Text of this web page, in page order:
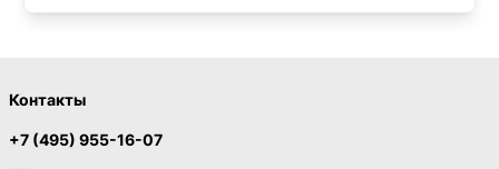
Контакты
+7 (495) 955-16-07